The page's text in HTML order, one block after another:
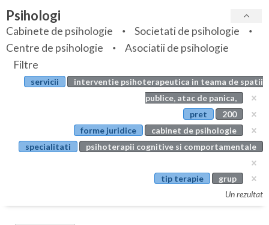
Bihor
Bistrita-Nasaud
Botosani
Bucuresti
Specialitati
Servicii
Articole
Evenimente
Psihologi
Cabinete de psihologie
Societati de psihologie
Centre de psihologie
Asociatii de psihologie
Filtre
servicii
interventie psihoterapeutica in teama de spatii
publice, atac de panica,
pret
200
forme juridice
cabinet de psihologie
specialitati
psihoterapii cognitive si comportamentale
tip terapie
grup
Un rezultat